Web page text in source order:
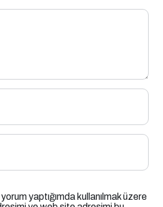
yaptığımda kullanılmak üzere